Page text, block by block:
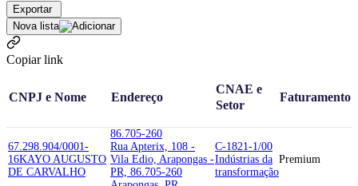
Exportar
Nova lista
Copiar link
CNPJ e Nome Endereço
CNAE e
Setor
Faturamento
67.298.904/0001-
16KAYO AUGUSTO
DE CARVALHO
86.705-260
Rua Apterix, 108 -
Vila Edio, Arapongas -
PR, 86.705-260
C-1821-1/00
Indústrias da
transformação
Premium